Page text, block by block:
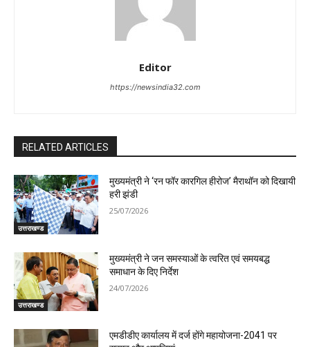
Editor
https://newsindia32.com
RELATED ARTICLES
उत्तराखण्ड
मुख्यमंत्री ने ‘रन फॉर कारगिल हीरोज’ मैराथॉन को दिखायी
हरी झंडी
25/07/2026
उत्तराखण्ड
मुख्यमंत्री ने जन समस्याओं के त्वरित एवं समयबद्ध
समाधान के दिए निर्देश
24/07/2026
एमडीडीए कार्यालय में दर्ज होंगे महायोजना-2041 पर